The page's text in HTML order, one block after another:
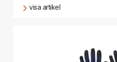
visa artikel